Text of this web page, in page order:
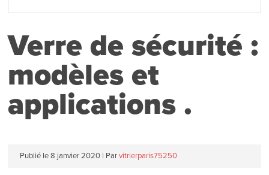
Verre de sécurité :
modèles et
applications .
Publié le 8 janvier 2020 | Par vitrierparis75250